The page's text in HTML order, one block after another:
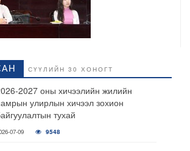
СҮҮЛИЙН 30 ХОНОГТ
2027 оны хичээлийн жилийн
улирлын хичээл зохион
тухай
07-09 9548